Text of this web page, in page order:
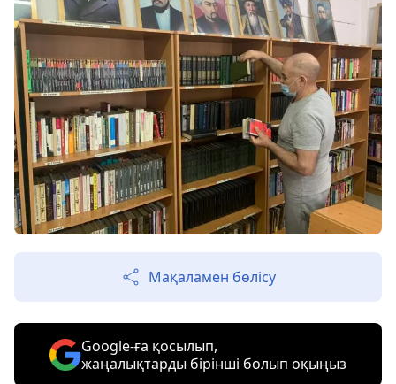
Мақаламен бөлісу
Google-ға қосылып,
жаңалықтарды бірінші болып оқыңыз